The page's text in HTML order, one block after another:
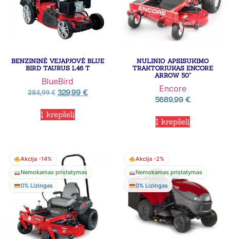
BENZININĖ VEJAPJOVĖ BLUE
BIRD TAURUS L46 T
BlueBird
384,99€ 329,99 €
Į krepšelį
NULINIO APSISUKIMO
TRAKTORIUKAS ENCORE
ARROW 50”
Encore
5689,99 €
Į krepšelį
Akcija -14%
Nemokamas pristatymas
0% Lizingas
Akcija -2%
Nemokamas pristatymas
0% Lizingas